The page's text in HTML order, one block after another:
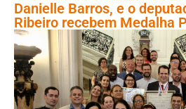
Danielle Barros, e o
Ribeiro recebem Medalha